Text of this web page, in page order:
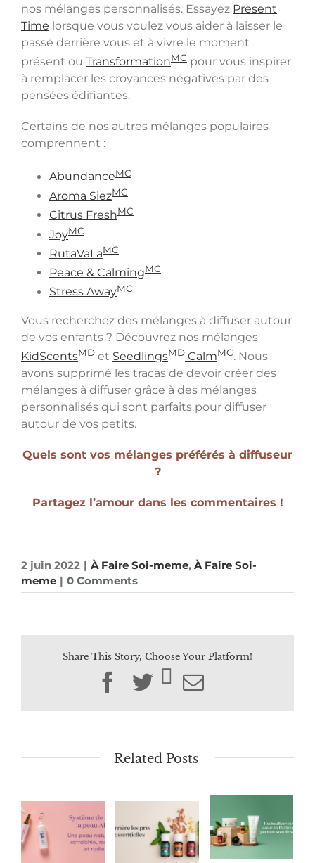
nos mélanges personnalisés. Essayez Present
Time lorsque vous voulez vous aider à laisser le
passé derrière vous et à vivre le moment
présent ou TransformationMCpour vous inspirer
à remplacer les croyances négatives par des
pensées édifiantes.
Certains de nos autres mélanges populaires
comprennent :
AbundanceMC
Aroma SiezMC
Citrus FreshMC
JoyMC
RutaVaLaMC
Peace & CalmingMC
Stress AwayMC
Vous recherchez des mélanges à diffuser autour
de vos enfants ? Découvrez nos mélanges
KidScentsMD et SeedlingsMDCalmMC. Nous
avons supprimé les tracas de devoir créer des
mélanges à diffuser grâce à des mélanges
personnalisés qui sont parfaits pour diffuser
autour de vos petits.
Quels sont vos mélanges préférés à diffuseur
?
Partagez l’amour dans les commentaires !
2 juin 2022 | À Faire Soi-meme, À Faire Soi-
meme | 0 Comments
Share This Story, Choose Your Platform!
Facebook
TwitterEmail
Related Posts